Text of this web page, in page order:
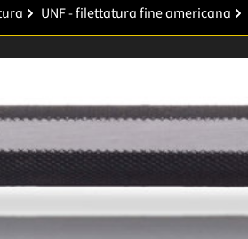
UNF - filettatura fine americana